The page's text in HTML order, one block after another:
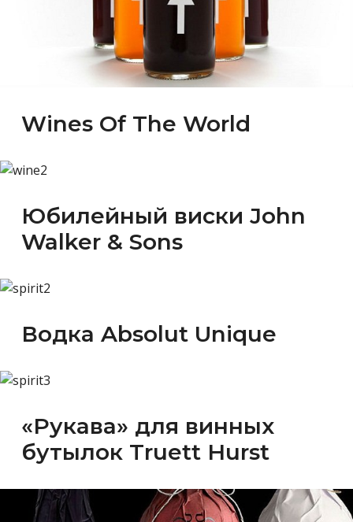
Wines Of The World
Юбилейный виски John
Walker & Sons
Водка Absolut Unique
«Рукава» для винных
бутылок Truett Hurst